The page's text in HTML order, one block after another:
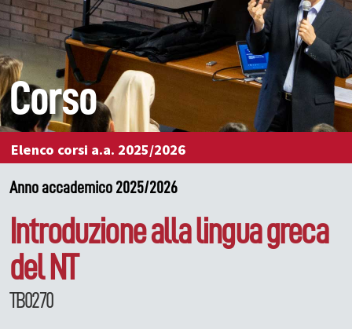
Corso
Elenco corsi a.a. 2025/2026
Anno accademico 2025/2026
Introduzione alla lingua greca
del NT
TB0270